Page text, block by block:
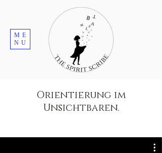
ME
NU
Orientierung im
Unsichtbaren.